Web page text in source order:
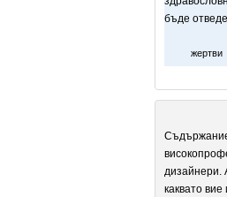
бъде
жертви
дизайнери.
каквато